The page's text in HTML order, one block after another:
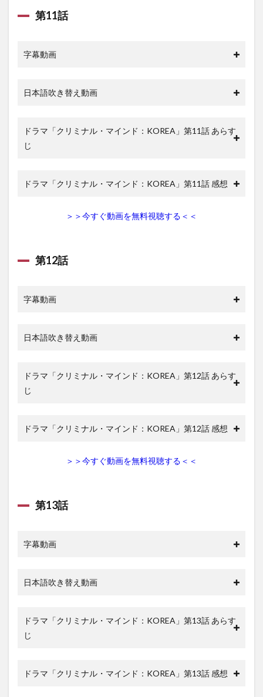
第11話
字幕動画
日本語吹き替え動画
ドラマ「クリミナル・マインド：KOREA」第11話 あらす
じ
ドラマ「クリミナル・マインド：KOREA」第11話 感想
＞＞今すぐ動画を無料視聴する＜＜
第12話
字幕動画
日本語吹き替え動画
ドラマ「クリミナル・マインド：KOREA」第12話 あらす
じ
ドラマ「クリミナル・マインド：KOREA」第12話 感想
＞＞今すぐ動画を無料視聴する＜＜
第13話
字幕動画
日本語吹き替え動画
ドラマ「クリミナル・マインド：KOREA」第13話 あらす
じ
ドラマ「クリミナル・マインド：KOREA」第13話 感想